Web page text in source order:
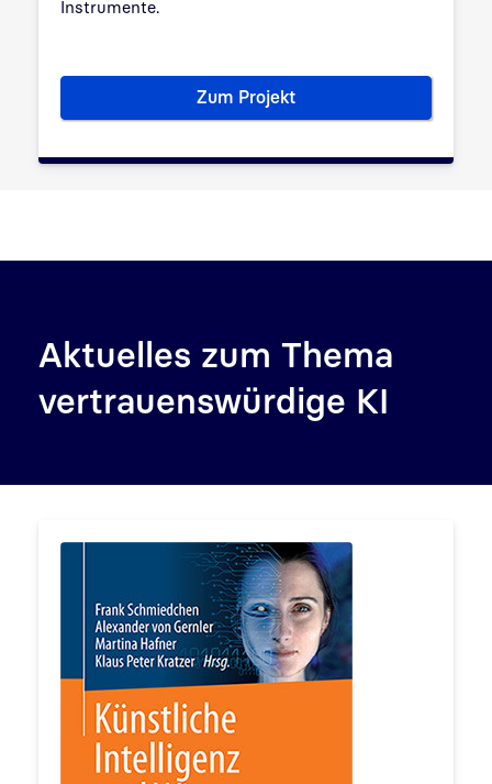
Instrumente.
Zum ProjektPLAIN: Daten- und KI-
Aktuelles zum Thema
vertrauenswürdige KI